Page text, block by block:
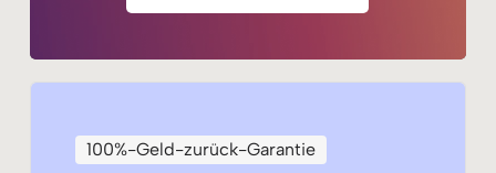
100%-Geld-zurück-Garantie